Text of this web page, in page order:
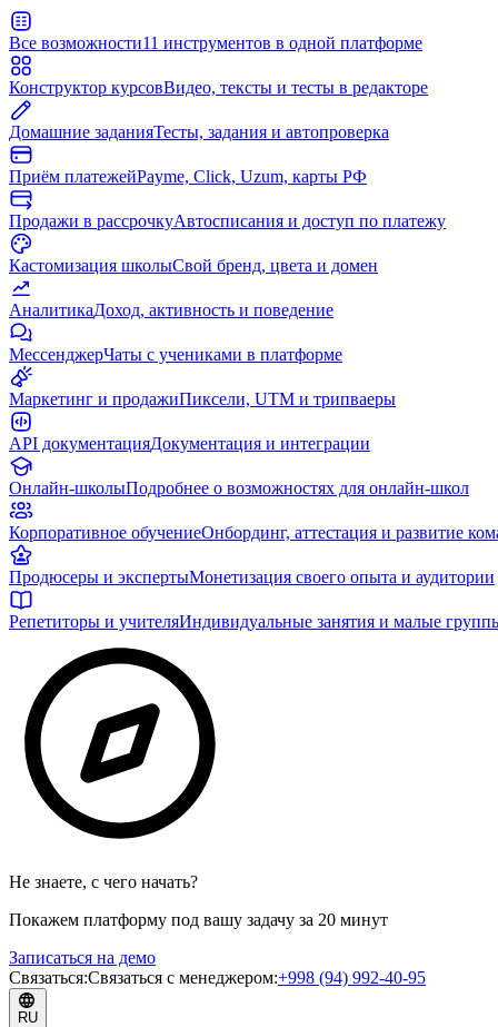
Все возможности11 инструментов в одной платформе
Конструктор курсовВидео, тексты и тесты в редакторе
Домашние заданияТесты, задания и автопроверка
Приём платежейPayme, Click, Uzum, карты РФ
Продажи в рассрочкуАвтосписания и доступ по платежу
Кастомизация школыСвой бренд, цвета и домен
АналитикаДоход, активность и поведение
МессенджерЧаты с учениками в платформе
Маркетинг и продажиПиксели, UTM и трипваеры
API документацияДокументация и интеграции
Онлайн-школыПодробнее о возможностях для онлайн-школ
Корпоративное обучениеОнбординг, аттестация и развитие
Продюсеры и экспертыМонетизация своего опыта и аудитории
Репетиторы и учителяИндивидуальные занятия и малые
Не знаете, с чего начать?
Покажем платформу под вашу задачу за 20 минут
Записаться на демо
Связаться:Связаться с менеджером:+998 (94) 992-40-95
RU